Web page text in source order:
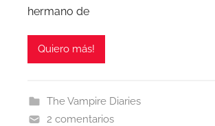
hermano de
Quiero más!
The Vampire Diaries
2 comentarios